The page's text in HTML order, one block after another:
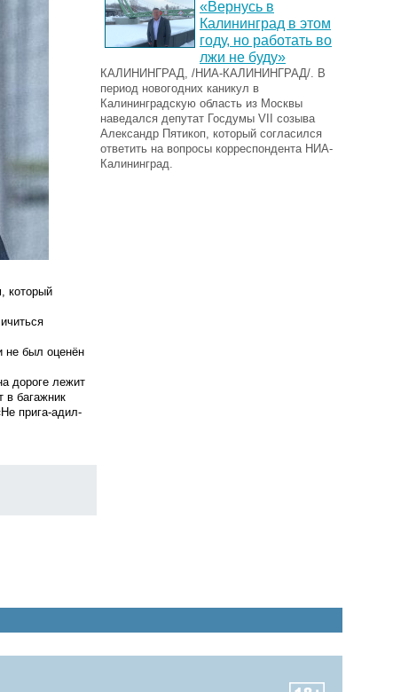
который
не был оценён
дороге лежит
в багажник
прига-адил-
«Вернусь в
Калининград в этом
году, но работать во
лжи не буду»
КАЛИНИНГРАД, /НИА-КАЛИНИНГРАД/. В
период новогодних каникул в
Калининградскую область из Москвы
наведался депутат Госдумы VII созыва
Александр Пятикоп, который согласился
ответить на вопросы корреспондента НИА-
Калининград.